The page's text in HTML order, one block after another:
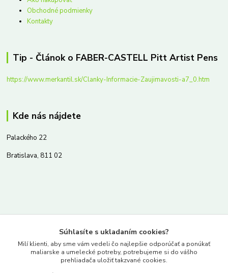
Obchodné podmienky
Kontakty
Tip - Článok o FABER-CASTELL Pitt Artist Pens
https://www.merkantil.sk/Clanky-Informacie-Zaujimavosti-a7_0.htm
Kde nás nájdete
Palackého 22
Bratislava, 811 02
www.merkantil.sk
Súhlasíte s ukladaním cookies?
Milí klienti, aby sme vám vedeli čo najlepšie odporúčať a ponúkať
maliarske a umelecké potreby, potrebujeme si do vášho
prehliadača uložiť takzvané cookies.